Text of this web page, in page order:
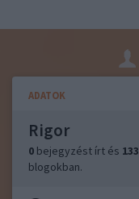
ADATOK
Rigor
0 bejegyzést írt és
blogokban.